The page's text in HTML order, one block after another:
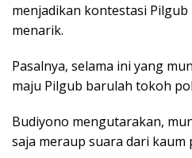
menjadikan kontestasi
menarik.
Pasalnya, selama ini yang
maju Pilgub barulah tokoh
Budiyono mengutarakan,
saja meraup suara dari kaum